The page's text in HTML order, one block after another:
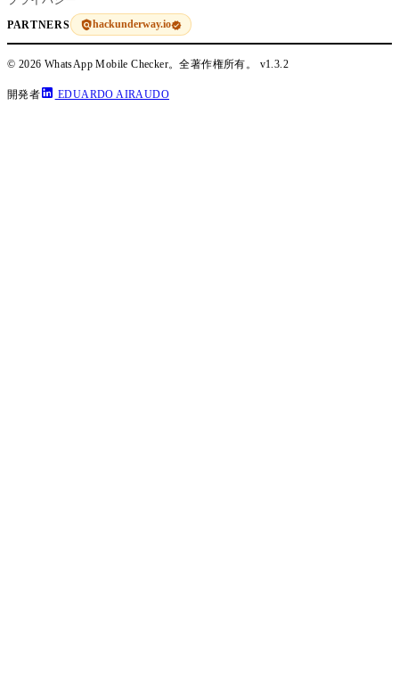
PARTNERS hackunderway.io
© 2026 WhatsApp Mobile Checker。全著作権所有。 v1.3.2
開発者 EDUARDO AIRAUDO